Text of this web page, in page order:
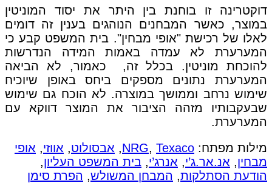
דוקטרינה זו בוחנת בין היתר את יסוד המוניטין
במוצר, כאשר המבחנים הנוהגים בענין זה דומים
לאלו של רכישת "אופי מבחין". בית המשפט קבע כי
המערערת לא עמדה באמות המידה הנדרשות
להוכחת מוניטין. בכלל זה, כאמור, לא הביאה
המערערת נתונים מספקים ביחס באופן שיוכיח
שימוש נרחב וממושך במוצרה. לא הוכח גם שימוש
שבעקבותיו מזהה הציבור את המוצר דווקא עם
המערערת.
מילות מפתח:
NRG, Texaco
, אבסולוט, אווזי, אופי
מבחין, אנ.אר.ג’י, אנרג’י, בית המשפט העליון,
הודעת הסתלקות, המבחן המשולש, הפרת סימן